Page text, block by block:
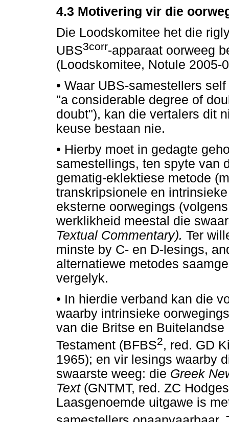
4.3 Motivering vir die
Die Loodskomitee het die
UBS3corr-apparaat oorweeg
(Loodskomitee, Notule 2005-
• Waar UBS-samestellers
"a considerable degree of
doubt"), kan die vertalers dit
keuse bestaan nie.
• Hierby moet in gedagte
samestellings, ten spyte van
gematig-eklektiese metode
transkripsionele en
eksterne oorwegings
werklikheid meestal die
Textual Commentary). Ter
minste by C- en D-lesings,
alternatiewe metodes
vergelyk.
• In hierdie verband kan die
waarby intrinsieke
van die Britse en
Testament (BFBS2, red. GD
1965); en vir lesings waarby
swaarste weeg: die Greek
Text (GNTMT, red. ZC
Laasgenoemde uitgawe is